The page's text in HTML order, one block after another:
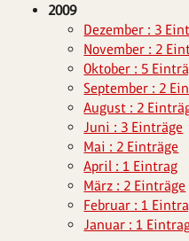
2009
Dezember : 3
November : 2
Oktober : 5
September : 2
August : 2
Juni : 3 Einträge
Mai : 2 Einträge
April : 1 Eintrag
März : 2 Einträge
Februar : 1
Januar : 1